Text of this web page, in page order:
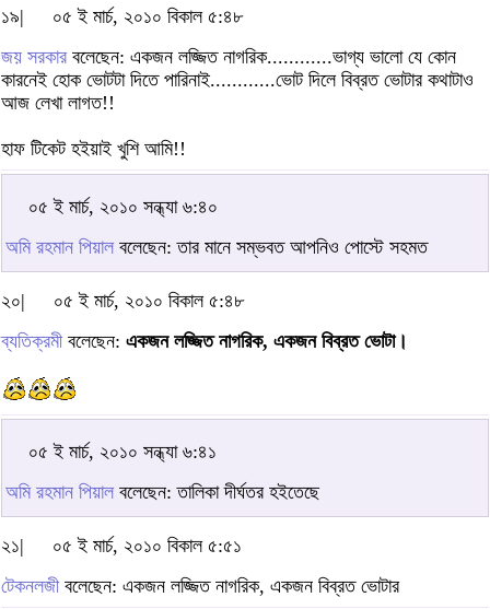
১৯|
০৫ ই মার্চ, ২০১০ বিকাল ৫:৪৮
জয় সরকার বলেছেন: একজন লজ্জিত নাগরিক............ভাগ্য ভালো যে কোন
কারনেই হোক ভোটটা দিতে পারিনাই............ভোট দিলে বিব্রত ভোটার কথাটাও
আজ লেখা লাগত!!
হাফ টিকেট হইয়াই খুশি আমি!!
০৫ ই মার্চ, ২০১০ সন্ধ্যা ৬:৪০
অমি রহমান পিয়াল বলেছেন: তার মানে সম্ভবত আপনিও পোস্টে সহমত
২০|
০৫ ই মার্চ, ২০১০ বিকাল ৫:৪৮
ব্যতিক্রমীবলেছেন: একজন লজ্জিত নাগরিক, একজন বিব্রত ভোটা।
০৫ ই মার্চ, ২০১০ সন্ধ্যা ৬:৪১
অমি রহমান পিয়াল বলেছেন: তালিকা দীর্ঘতর হইতেছে
২১|
০৫ ই মার্চ, ২০১০ বিকাল ৫:৫১
টেকনলজীবলেছেন: একজন লজ্জিত নাগরিক, একজন বিব্রত ভোটার